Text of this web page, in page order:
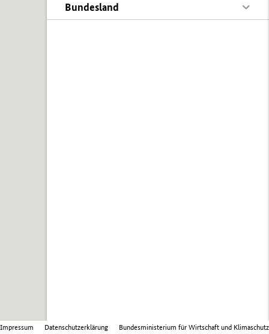
Bundesland
Impressum Datenschutzerklärung Bundesministerium für Wirtschaft und Klimaschutz